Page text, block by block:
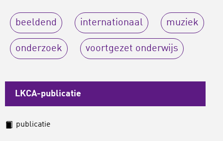
beeldend internationaal muziek
onderzoek voortgezet onderwijs
LKCA-publicatie
publicatie